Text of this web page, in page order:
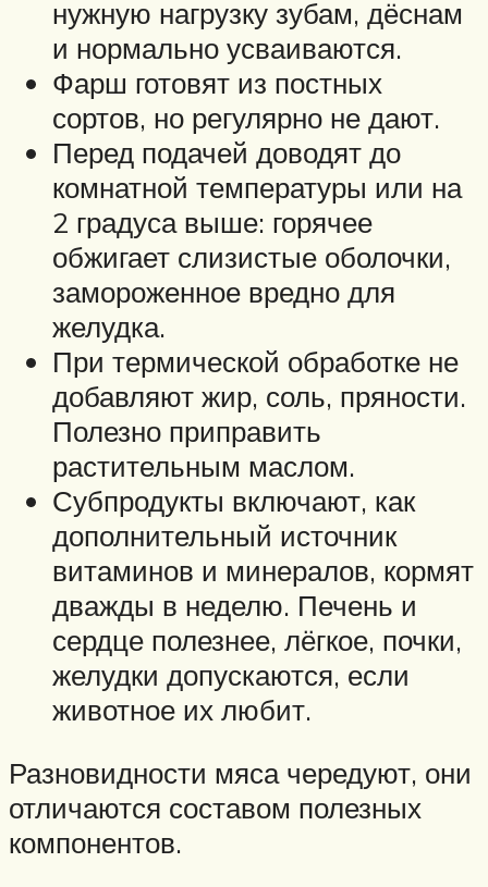
нужную нагрузку зубам, дёснам
и нормально усваиваются.
Фарш готовят из постных
сортов, но регулярно не дают.
Перед подачей доводят до
комнатной температуры или на
2 градуса выше: горячее
обжигает слизистые оболочки,
замороженное вредно для
желудка.
При термической обработке не
добавляют жир, соль, пряности.
Полезно приправить
растительным маслом.
Субпродукты включают, как
дополнительный источник
витаминов и минералов, кормят
дважды в неделю. Печень и
сердце полезнее, лёгкое, почки,
желудки допускаются, если
животное их любит.
Разновидности мяса чередуют, они
отличаются составом полезных
компонентов.